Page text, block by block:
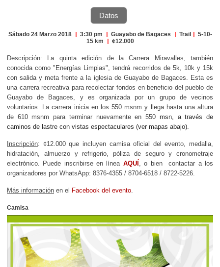
Datos
Sábado 24 Marzo 2018 | 3:30 pm | Guayabo de Bagaces | Trail | 5-10-
15 km
| ¢12.000
Descripción: La quinta edición de la Carrera Miravalles, también
conocida como "Energías Limpias", tendrá recorridos de 5k, 10k y 15k
con salida y meta frente a la iglesia de Guayabo de Bagaces . Esta es
una carrerarecreativa para recolectar fondos en beneficio del pueblo de
Guayabo de Bagaces, y es organizada por un grupo de vecinos
voluntarios.
La carrera inicia en los 550 msnm y llega hasta una altura
de 610 msnm para terminar nuevamente en 550 msn, a través de
caminos de lastre con vistas espectaculares (ver mapas abajo).
Inscripción: ¢12.000 que incluyen camisa oficial del evento, medalla,
hidratación, almuerzo y refrigerio, póliza de seguro y cronometraje
electrónico. Puede inscribirse en línea AQUÍ
, o bien contactar a los
organizadores por WhatsApp: 8376-4355 / 8704-6518 / 8722-5226.
Más información en el Facebook del evento
Camisa